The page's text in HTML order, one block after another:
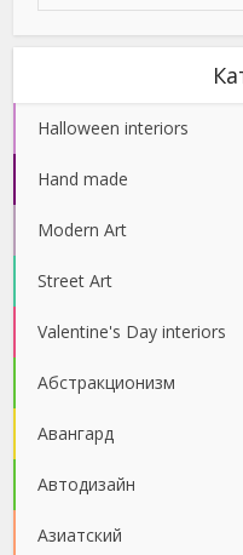
Halloween interiors
Hand made
Modern Art
Street Art
Valentine's Day interiors
Абстракционизм
Авангард
Автодизайн
Азиатский